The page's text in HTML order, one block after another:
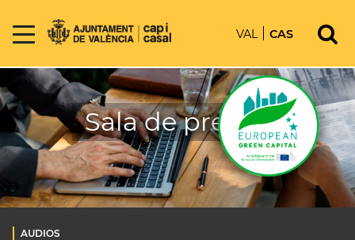
VAL CAS
Sala de prensa
AUDIOS